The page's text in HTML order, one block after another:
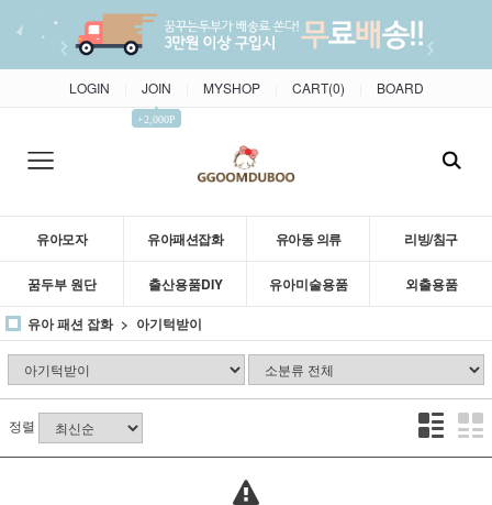
LOGIN JOIN
▲
+2,000P
MYSHOP CART(0) BOARD
유아모자 유아패션잡화 유아동 의류 리빙/침구
꿈두부 원단 출산용품DIY 유아미술용품
외출용품
유아 패션 잡화
아기턱받이
정렬